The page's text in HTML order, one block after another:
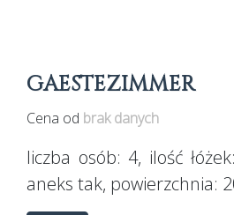
GAESTEZIMMER
Cena od brak danych
liczba osób: 4, ilość łóżek:
aneks tak, powierzchnia: